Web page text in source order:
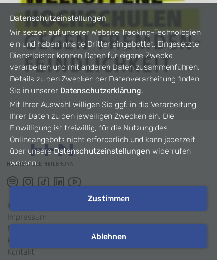
©
Impressum
Datenschutz
Barrierefreiheit
Kontakt
Datenschutzeinstellungen
Wir setzen auf unserer Website Tracking-Technologien
ein und haben Inhalte Dritter eingebettet. Eingesetzte
Dienstleister können Daten für eigene Zwecke
verarbeiten und mit anderen Daten zusammenführen.
Details zu den Zwecken der Datenverarbeitung finden
Sie in unserer Datenschutzerklärung.
Mit Ihrer Auswahl willigen Sie ggf. in die Verarbeitung
Ihrer Daten zu den jeweiligen Zwecken ein. Die
Einwilligung ist freiwillig, für die Nutzung des
Onlineangebots nicht erforderlich und kann jederzeit
über unsereDatenschutzeinstellungen widerrufen
werden.
Zustimmen
Ablehnen